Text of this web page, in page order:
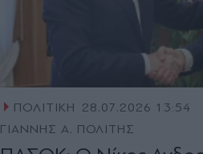
ΠΟΛΙΤΙΚΗ
28.07.2026 13:54
ΓΙΑΝΝΗΣ Α. ΠΟΛΙΤΗΣ